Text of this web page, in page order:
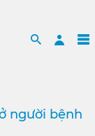
Search
người bệnh